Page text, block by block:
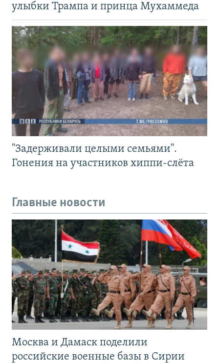
улыбки Трампа и принца Мухаммеда
"Задерживали целыми семьями".
Гонения на участников хиппи-слёта
Главные новости
Москва и Дамаск поделили
российские военные базы в Сирии